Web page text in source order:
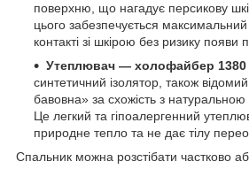
поверхню, що нагадує персикову
цього забезпечується
контакті зі шкірою без ризику появи
Утеплювач — холофайбер 1380
синтетичний ізолятор, також
бавовна» за схожість з
Це легкий та гіпоалергенний
природне тепло та не дає тілу
Спальник можна розстібати частково